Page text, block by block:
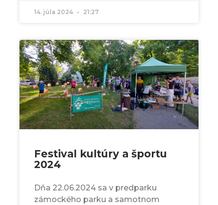
14. júla 2024 21:27
Festival kultúry a športu
2024
Dňa 22.06.2024 sa v predparku
zámockého parku a samotnom